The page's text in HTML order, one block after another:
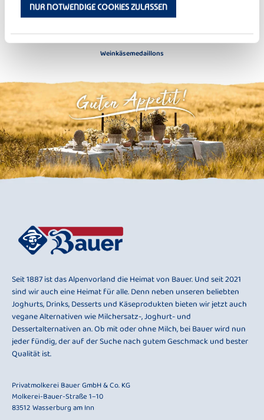
NUR NOTWENDIGE COOKIES ZULASSEN
Weinkäsemedaillons
Seit 1887 ist das Alpenvorland die Heimat von Bauer. Und seit 2021
sind wir auch eine Heimat für alle. Denn neben unseren beliebten
Joghurts, Drinks, Desserts und Käseprodukten bieten wir jetzt auch
vegane Alternativen wie Milchersatz-, Joghurt- und
Dessertalternativen an. Ob mit oder ohne Milch, bei Bauer wird nun
jeder fündig, der auf der Suche nach gutem Geschmack und bester
Qualität ist.
Privatmolkerei Bauer GmbH & Co. KG
Molkerei-Bauer-Straße 1–10
83512 Wasserburg am Inn